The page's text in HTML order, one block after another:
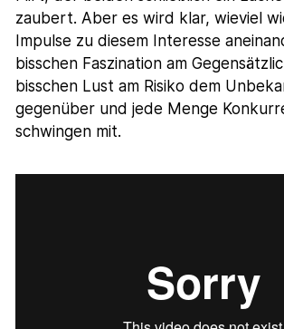
zaubert. Aber es wird klar, wieviel
Impulse zu diesem Interesse
bisschen Faszination am
bisschen Lust am Risiko dem
gegenüber und jede Menge
schwingen mit.